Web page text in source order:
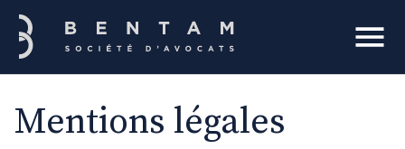
Bentam
Mentions légales